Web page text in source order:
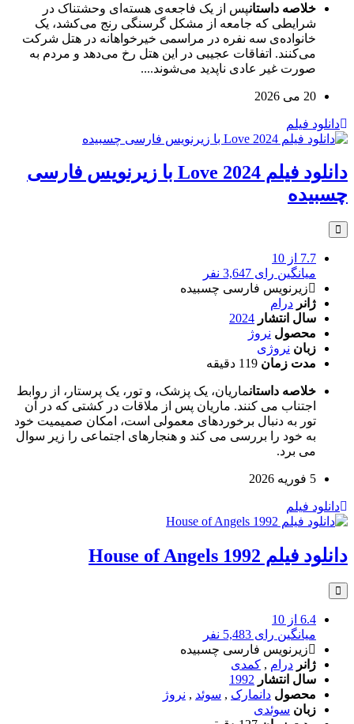
خلاصه داستانپس از یک فاجعه‌ی هسته‌ای وحشتناک در
شرایطی که جامعه از مشکل گرسنگی رنج می‌کشد،‌ یک
خانواده‌ی سه نفره در مراسمی خیرخواهانه در هتل شرکت
می‌کنند. اتفاقات عجیبی در این هتل رخ می‌دهد و مردم به
صورت غیر عادی ناپدید می‌شوند....
20 می 2026
دانلود فیلم
دانلود فیلم Love 2024 با زیرنویس فارسی
چسبیده
7.7 از 10
میانگین رای 3,647 نفر
زیرنویس فارسی چسبیده
ژانر درام
سال انتشار 2024
محصول نروژ
زبان نروژی
مدت زمان 119 دقیقه
خلاصه داستانماریان، یک پزشک، و تور، یک پرستار، از روابط
اجتناب می کنند. ماریان پس از ملاقات در کشتی که در آن
تور به دنبال برخوردهای معمولی است، امکان صمیمیت خود
به خود را بررسی می کند و هنجارهای اجتماعی را زیر سوال
می برد.
5 فوریه 2026
دانلود فیلم
دانلود فیلم House of Angels 1992
6.4 از 10
میانگین رای 5,483 نفر
زیرنویس فارسی چسبیده
ژانر درام , کمدی
سال انتشار 1992
محصول دانمارک , سوئد , نروژ
زبان سوئدی